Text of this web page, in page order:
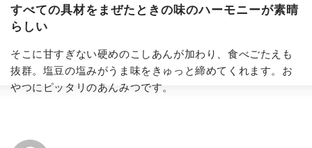
すべての具材をまぜたときの味のハーモニーが素晴
らしい
そこに甘すぎない硬めのこしあんが加わり、食べごたえも
抜群。塩豆の塩みがうま味をきゅっと締めてくれます。お
やつにピッタリのあんみつです。